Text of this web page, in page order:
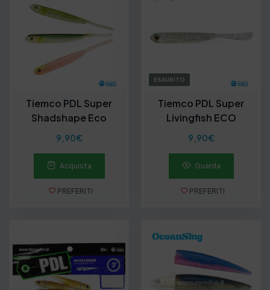
Tiemco PDL Super
Shadshape Eco
9,90€
Acquista
PREFERITI
ESAURITO
Tiemco PDL Super
Livingfish ECO
9,90€
Guarda
PREFERITI